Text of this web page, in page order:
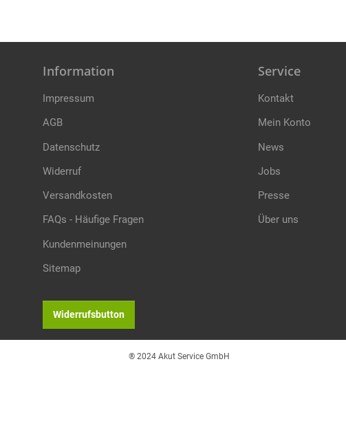
Information
Impressum
AGB
Datenschutz
Widerruf
Versandkosten
FAQs - Häufige Fragen
Kundenmeinungen
Sitemap
Service
Kontakt
Mein Konto
News
Jobs
Presse
Über uns
Widerrufsbutton
® 2024 Akut Service GmbH